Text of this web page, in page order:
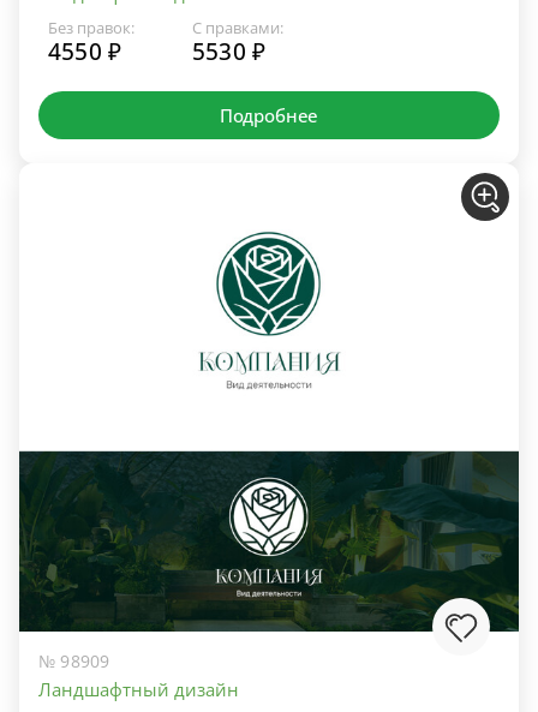
Без правок:
4550 ₽
С правками:
5530 ₽
Подробнее
№ 98909
Ландшафтный дизайн